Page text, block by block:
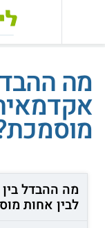
מה
מה ההבדל
לבין אחות